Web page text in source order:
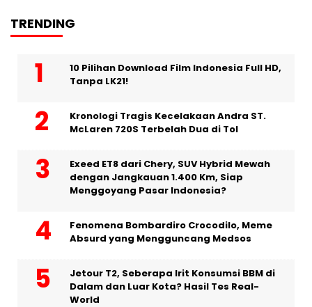
TRENDING
10 Pilihan Download Film Indonesia Full HD,
Tanpa LK21!
Kronologi Tragis Kecelakaan Andra ST.
McLaren 720S Terbelah Dua di Tol
Exeed ET8 dari Chery, SUV Hybrid Mewah
dengan Jangkauan 1.400 Km, Siap
Menggoyang Pasar Indonesia?
Fenomena Bombardiro Crocodilo, Meme
Absurd yang Mengguncang Medsos
Jetour T2, Seberapa Irit Konsumsi BBM di
Dalam dan Luar Kota? Hasil Tes Real-
World